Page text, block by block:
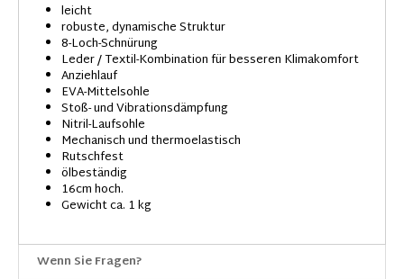
leicht
robuste, dynamische Struktur
8-Loch-Schnürung
Leder / Textil-Kombination für besseren Klimakomfort
Anziehlauf
EVA-Mittelsohle
Stoß- und Vibrationsdämpfung
Nitril-Laufsohle
Mechanisch und thermoelastisch
Rutschfest
ölbeständig
16cm hoch.
Gewicht ca. 1 kg
Wenn Sie Fragen?